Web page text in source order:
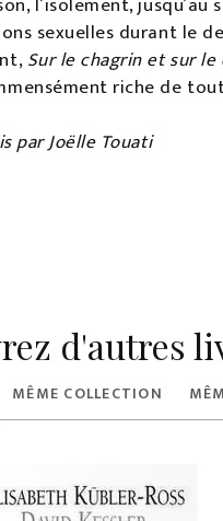
sexuelles durant le
Sur le chagrin et sur le
riche de
par Joëlle Touati
d'autres
MÊME COLLECTION